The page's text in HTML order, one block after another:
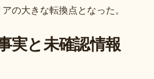
の大きな転換点となった。
実と未確認情報